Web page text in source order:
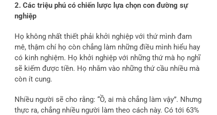
2. Các triệu phú có chiến lược lựa chọn con đường sự
nghiệp
Họ không nhất thiết phải khởi nghiệp với thứ mình đam
mê, thậm chí họ còn chẳng làm những điều mình hiểu hay
có kinh nghiệm. Họ khởi nghiệp với những thứ mà họ nghĩ
sẽ kiếm được tiền. Họ nhắm vào những thứ cầu nhiều mà
còn ít cung.
Nhiều người sẽ cho rằng: “Ồ, ai mà chẳng làm vậy”. Nhưng
thực ra, chẳng nhiều người làm theo cách này. Có tới 63%